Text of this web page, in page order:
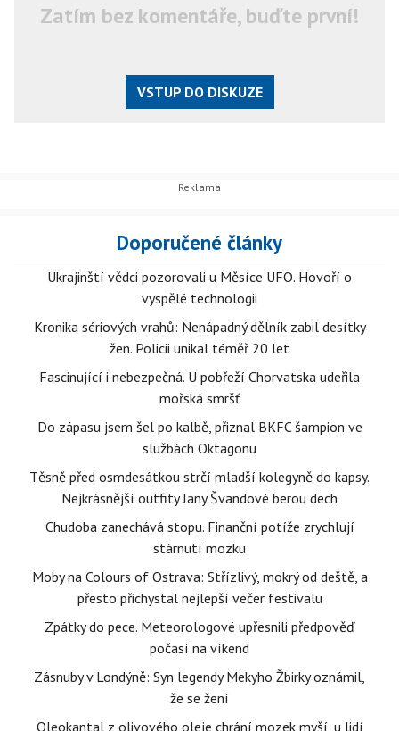
Zatím bez komentáře, buďte první!
VSTUP DO DISKUZE
Doporučené články
Ukrajinští vědci pozorovali u Měsíce UFO. Hovoří o
vyspělé technologii
Kronika sériových vrahů: Nenápadný dělník zabil desítky
žen. Policii unikal téměř 20 let
Fascinující i nebezpečná. U pobřeží Chorvatska udeřila
mořská smršť
Do zápasu jsem šel po kalbě, přiznal BKFC šampion ve
službách Oktagonu
Těsně před osmdesátkou strčí mladší kolegyně do kapsy.
Nejkrásnější outfity Jany Švandové berou dech
Chudoba zanechává stopu. Finanční potíže zrychlují
stárnutí mozku
Moby na Colours of Ostrava: Střízlivý, mokrý od deště, a
přesto přichystal nejlepší večer festivalu
Zpátky do pece. Meteorologové upřesnili předpověď
počasí na víkend
Zásnuby v Londýně: Syn legendy Mekyho Žbirky oznámil,
že se žení
Oleokantal z olivového oleje chrání mozek myší, u lidí